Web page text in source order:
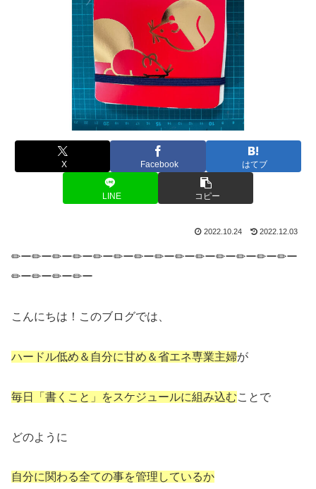
X Facebook はてブ
LINE コピー
2022.10.24 2022.12.03
✏ー✏ー✏ー✏ー✏ー✏ー✏ー✏ー✏ー✏ー✏ー✏ー✏ー✏ー
✏ー✏ー✏ー✏ー
こんにちは！このブログでは、
ハードル低め＆自分に甘め＆省エネ専業主婦が
毎日「書くこと」をスケジュールに組み込むことで
どのように
自分に関わる全ての事を管理しているか